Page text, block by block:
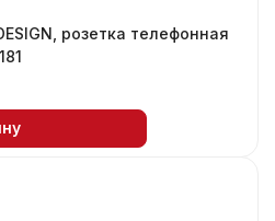
розетка телефонная